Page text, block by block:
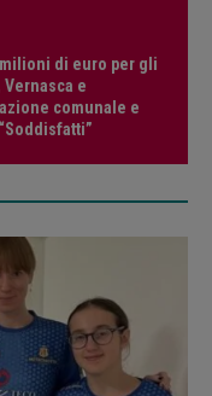
di euro per gli
e
comunale e